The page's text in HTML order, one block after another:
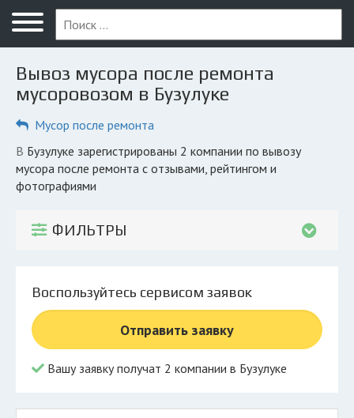
Меню
Главная
Вопрос юристу
Компании
КОМПАНИЯМ
© 2026 Все права защищены
Вывоз мусора после ремонта
мусоровозом в Бузулуке
Мусор после ремонта
в Бузулуке зарегистрированы 2 компании по вывозу
мусора после ремонта с отзывами, рейтингом и
фотографиями
ФИЛЬТРЫ
Воспользуйтесь сервисом заявок
Отправить заявку
Вашу заявку получат 2 компании в Бузулуке